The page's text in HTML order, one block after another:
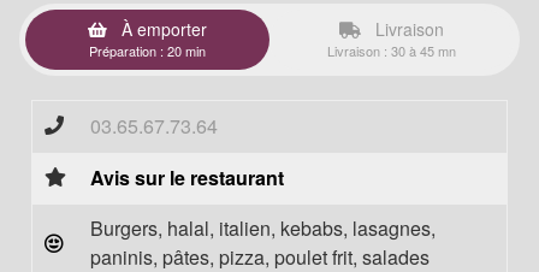
À emporter
Préparation : 20 min
Livraison
Livraison : 30 à 45 mn
03.65.67.73.64
Avis sur le restaurant
Burgers, halal, italien, kebabs, lasagnes,
paninis, pâtes, pizza, poulet frit, salades